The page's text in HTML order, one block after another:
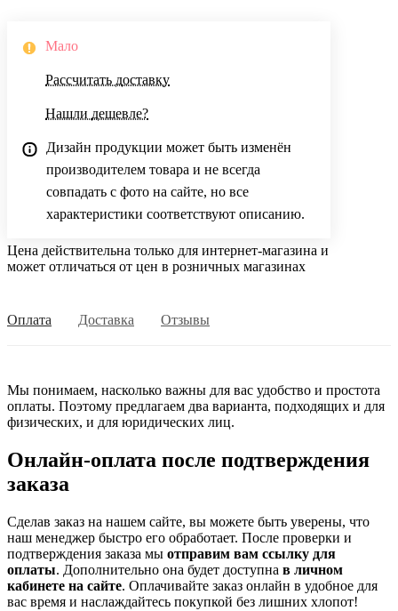
Мало
Рассчитать доставку
Нашли дешевле?
Дизайн продукции может быть изменён
производителем товара и не всегда
совпадать с фото на сайте, но все
характеристики соответствуют описанию.
Цена действительна только для интернет-магазина и
может отличаться от цен в розничных магазинах
Оплата Доставка Отзывы
Мы понимаем, насколько важны для вас удобство и простота
оплаты. Поэтому предлагаем два варианта, подходящих и для
физических, и для юридических лиц.
Онлайн-оплата после подтверждения
заказа
Сделав заказ на нашем сайте, вы можете быть уверены, что
наш менеджер быстро его обработает. После проверки и
подтверждения заказа мы отправим вам ссылку для
оплаты. Дополнительно она будет доступна в личном
кабинете на сайте. Оплачивайте заказ онлайн в удобное для
вас время и наслаждайтесь покупкой без лишних хлопот!